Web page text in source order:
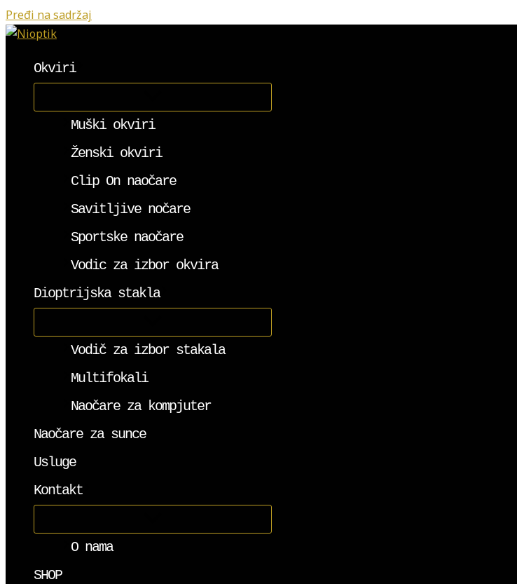
Pređi na sadržaj
Okviri
Muški okviri
Ženski okviri
Clip On naočare
Savitljive nočare
Sportske naočare
Vodic za izbor okvira
Dioptrijska stakla
Vodič za izbor stakala
Multifokali
Naočare za kompjuter
Naočare za sunce
Usluge
Kontakt
O nama
SHOP